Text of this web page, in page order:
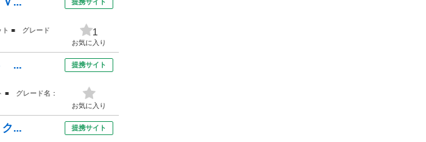
■ グレード
1
お気に入り
...
■ グレード名：
提携サイト
お気に入り
... 提携サイト